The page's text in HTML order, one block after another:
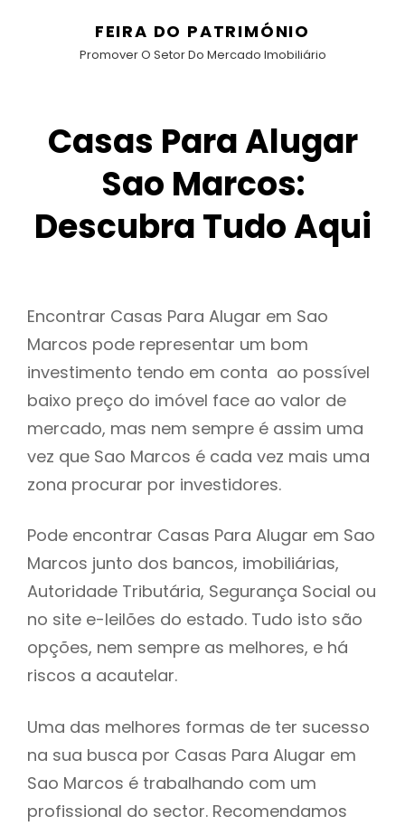
FEIRA DO PATRIMÓNIO
Promover O Setor Do Mercado Imobiliário
Casas Para Alugar
Sao Marcos:
Descubra Tudo Aqui
Encontrar Casas Para Alugar em Sao
Marcos pode representar um bom
investimento tendo em conta ao possível
baixo preço do imóvel face ao valor de
mercado, mas nem sempre é assim uma
vez que Sao Marcos é cada vez mais uma
zona procurar por investidores.
Pode encontrar Casas Para Alugar em Sao
Marcos junto dos bancos, imobiliárias,
Autoridade Tributária, Segurança Social ou
no site e-leilões do estado. Tudo isto são
opções, nem sempre as melhores, e há
riscos a acautelar.
Uma das melhores formas de ter sucesso
na sua busca por Casas Para Alugar em
Sao Marcos é trabalhando com um
profissional do sector. Recomendamos